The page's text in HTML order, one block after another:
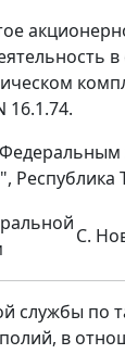
в
16.1.74.
С.
службы по
в